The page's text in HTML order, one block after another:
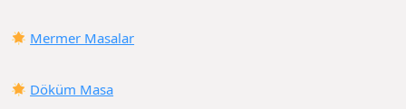
Mermer Masalar
Döküm Masa